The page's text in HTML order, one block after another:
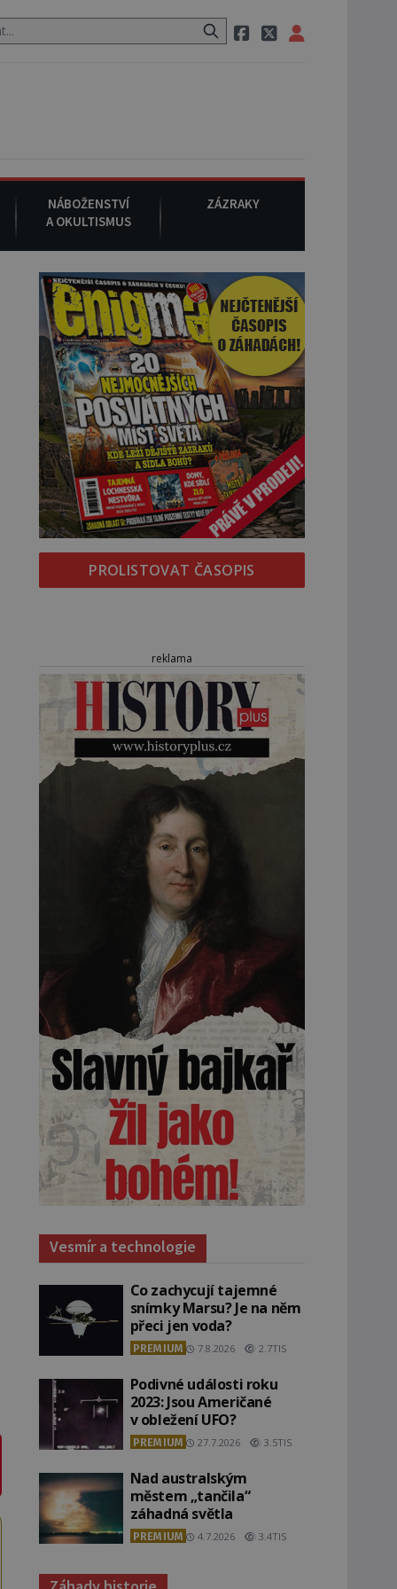
při němž umírá i těhotná herečka Sharon Tate.
NÁBOŽENSTVÍ
A OKULTISMUS
ZÁZRAKY
PROLISTOVAT ČASOPIS
reklama
Vesmír a technologie
Co zachycují tajemné
snímky Marsu? Je na něm
přeci jen voda?
PREMIUM 7.8.2026 2.7TIS
Podivné události roku
2023: Jsou Američané
v obležení UFO?
PREMIUM 27.7.2026 3.5TIS
Nad australským
městem „tančila“
záhadná světla
PREMIUM 4.7.2026 3.4TIS